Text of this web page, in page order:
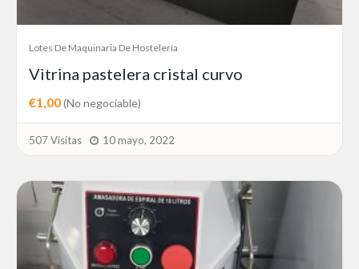
Lotes De Maquinaria De Hostelería
Vitrina pastelera cristal curvo
€1,00(No negociable)
507 Visitas 10 mayo, 2022